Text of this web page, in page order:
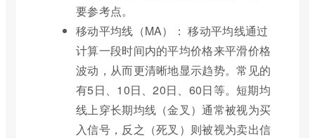
要参考点。
移动平均线（MA）： 移动平均线通过
计算一段时间内的平均价格来平滑价格
波动，从而更清晰地显示趋势。常见的
有5日、10日、20日、60日等。短期均
线上穿长期均线（金叉）通常被视为买
入信号，反之（死叉）则被视为卖出信